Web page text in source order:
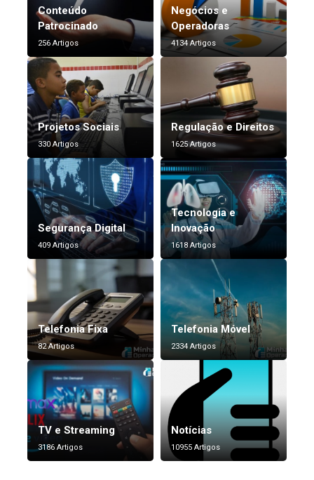
Conteúdo
Patrocinado
256 Artigos
Negócios e
Operadoras
4134 Artigos
Projetos Sociais
330 Artigos
Regulação e Direitos
1625 Artigos
Segurança Digital
409 Artigos
Tecnologia e
Inovação
1618 Artigos
Telefonia Fixa
82 Artigos
Telefonia Móvel
2334 Artigos
TV e Streaming
3186 Artigos
Notícias
10955 Artigos